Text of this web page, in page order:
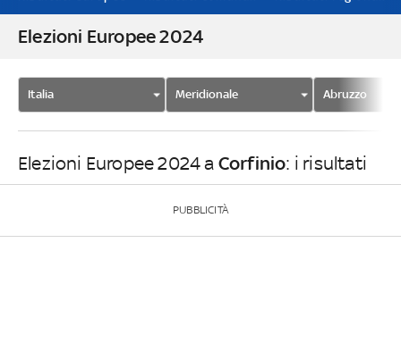
Elezioni Europee 2024
Italia Meridionale Abruzzo
Elezioni Europee 2024 a Corfinio: i risultati
PUBBLICITÀ